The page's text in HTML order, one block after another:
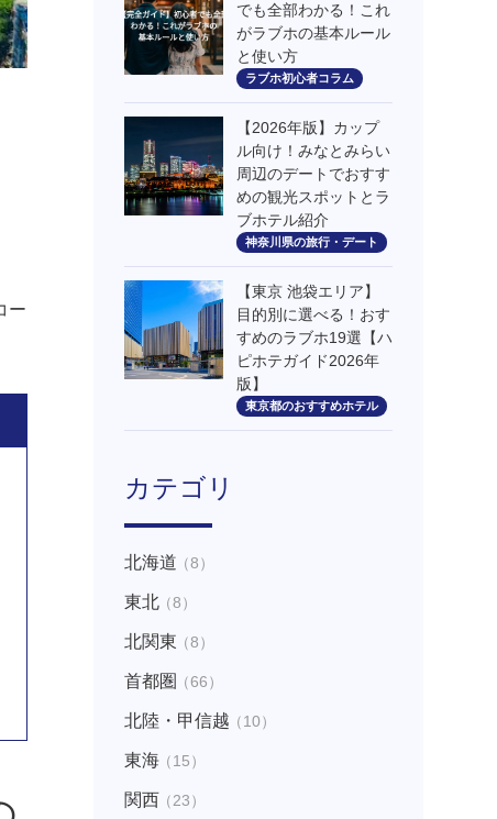
ー
でも全部わかる！これ
がラブホの基本ルール
と使い方
ラブホ初心者コラム
【2026年版】カップ
ル向け！みなとみらい
周辺のデートでおすす
めの観光スポットとラ
ブホテル紹介
神奈川県の旅行・デート
【東京 池袋エリア】
目的別に選べる！おす
すめのラブホ19選【ハ
ピホテガイド2026年
版】
東京都のおすすめホテル
カテゴリ
北海道（8）
東北（8）
北関東（8）
首都圏 （66）
北陸・甲信越（10）
東海（15）
関西（23）